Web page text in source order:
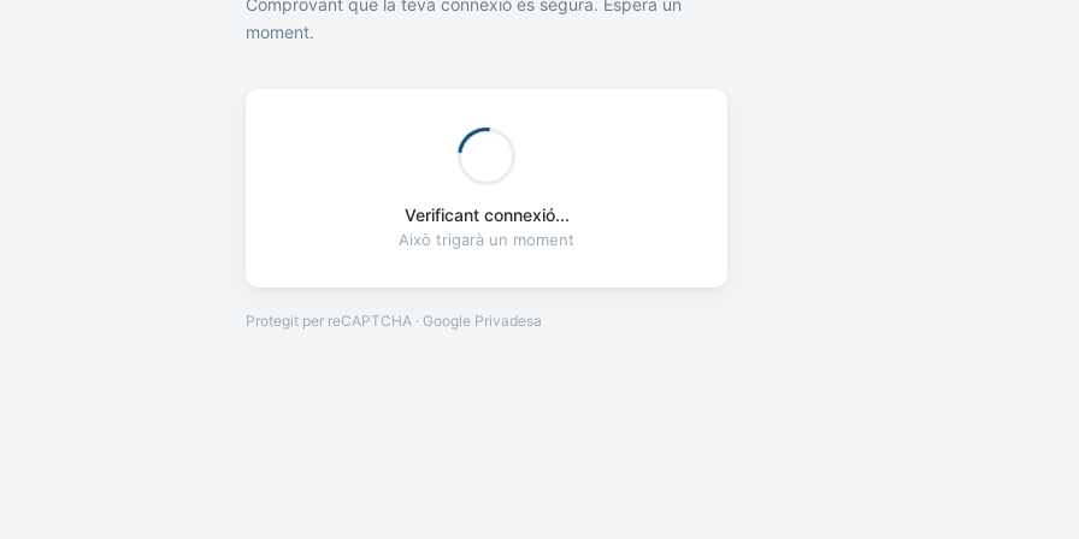
moment.
Verificant connexió...
Això trigarà un moment
Protegit per reCAPTCHA · Google Privadesa